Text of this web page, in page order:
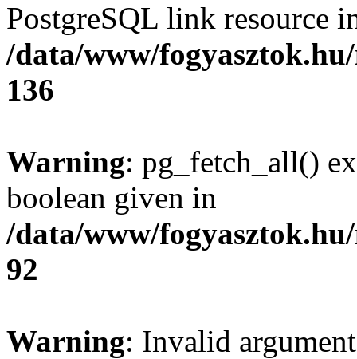
PostgreSQL link resource
/data/www/
136
Warning: pg_fetch_all()
boolean given in
/data/www/
92
Warning: Invalid